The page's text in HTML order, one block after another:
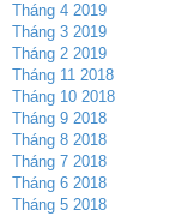
Tháng 4 2019
Tháng 3 2019
Tháng 2 2019
Tháng 11 2018
Tháng 10 2018
Tháng 9 2018
Tháng 8 2018
Tháng 7 2018
Tháng 6 2018
Tháng 5 2018